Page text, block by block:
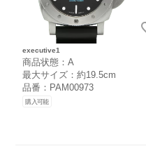
executive1
商品状態：A
最大サイズ：約19.5cm
品番：PAM00973
購入可能